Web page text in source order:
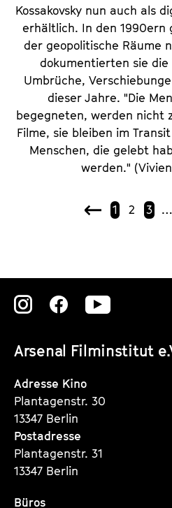
Kossakovsky nun auch als
erhältlich. In den 1990ern
der geopolitische Räume
dokumentierten sie die
Umbrüche,
dieser Jahre. "Die
begegneten, werden nicht
Filme, sie bleiben im
Menschen, die gelebt
werden."
i
1 2 3 …
Arsenal Filminstitut
Zu
Instagram
Seite
Zu
Instagram
Seite
Zu
Adresse Kino
Plantagenstr. 30
13347 Berlin
Postadresse
Plantagenstr. 31
13347 Berlin
Büros